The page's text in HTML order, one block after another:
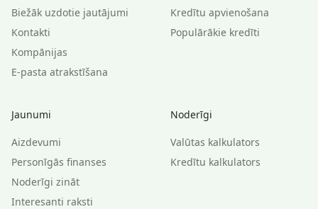
Biežāk uzdotie jautājumi
Kontakti
Kompānijas
E-pasta atrakstīšana
Kredītu apvienošana
Populārākie kredīti
Jaunumi
Aizdevumi
Personīgās finanses
Noderīgi zināt
Interesanti raksti
Noderīgi
Valūtas kalkulators
Kredītu kalkulators